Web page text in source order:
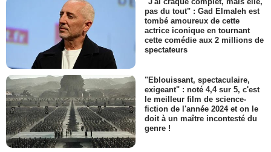
pas du tout" : Gad Elmaleh est
tombé amoureux de cette
actrice iconique en tournant
cette comédie aux 2 millions de
spectateurs
"Eblouissant, spectaculaire,
exigeant" : noté 4,4 sur 5, c'est
le meilleur film de science-
fiction de l'année 2024 et on le
doit à un maître incontesté du
genre !